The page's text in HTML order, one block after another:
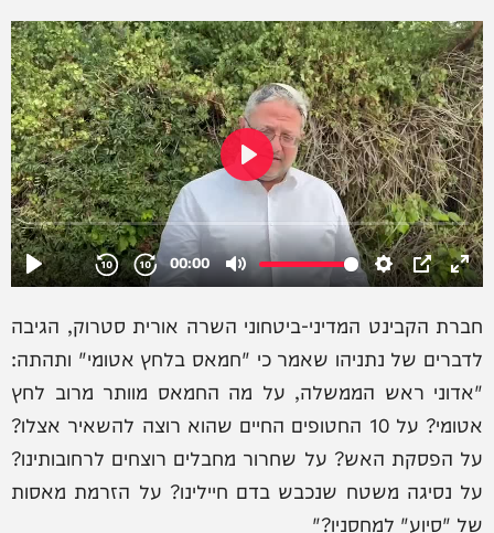
חברת הקבינט המדיני-ביטחוני השרה אורית סטרוק, הגיבה
לדברים של נתניהו שאמר כי "חמאס בלחץ אטומי" ותהתה:
"אדוני ראש הממשלה, על מה החמאס מוותר מרוב לחץ
אטומי? על 10 החטופים החיים שהוא רוצה להשאיר אצלו?
על הפסקת האש? על שחרור מחבלים רוצחים לרחובותינו?
על נסיגה משטח שנכבש בדם חיילינו? על הזרמת מאסות
של "סיוע" למחסניו?"